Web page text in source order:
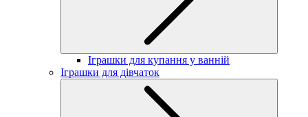
Іграшки для купання у ванній
Іграшки для дівчаток